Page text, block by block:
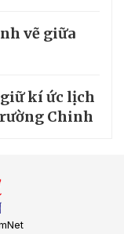
vẽ giữa
kí ức lịch
Chinh